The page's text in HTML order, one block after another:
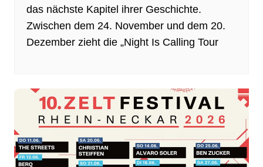
das nächste Kapitel ihrer Geschichte.
Zwischen dem 24. November und dem 20.
Dezember zieht die „Night Is Calling Tour